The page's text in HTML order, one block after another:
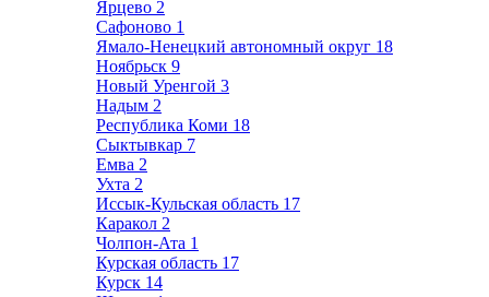
Ярцево 2
Сафоново 1
Ямало-Ненецкий автономный округ 18
Ноябрьск 9
Новый Уренгой 3
Надым 2
Республика Коми 18
Сыктывкар 7
Емва 2
Ухта 2
Иссык-Кульская область 17
Каракол 2
Чолпон-Ата 1
Курская область 17
Курск 14